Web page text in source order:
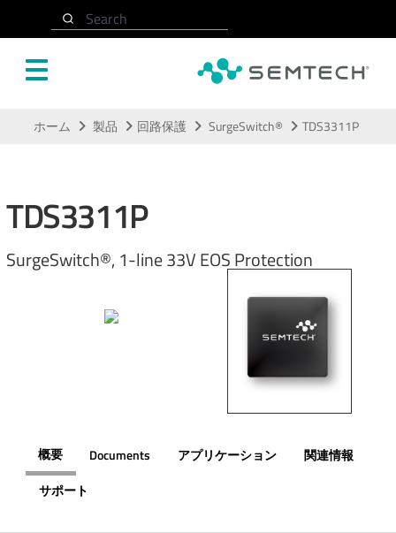
Search
ホーム 製品 回路保護 SurgeSwitch® TDS3311P
TDS3311P
SurgeSwitch®, 1-line 33V EOS Protection
概要 Documents アプリケーション
関連情報
サポート